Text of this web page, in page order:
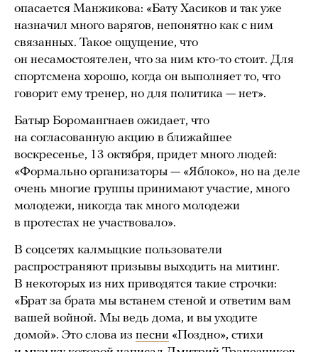
опасается Манжикова: «Бату Хасиков и так уже
назначил много варягов, непонятно как с ним
связанных. Такое ощущение, что
он несамостоятелен, что за ним кто-то стоит. Для
спортсмена хорошо, когда он выполняет то, что
говорит ему тренер, но для политика — нет».
Батыр Боромангнаев ожидает, что
на согласованную акцию в ближайшее
воскресенье, 13 октября, придет много людей:
«Формально организаторы — «Яблоко», но на деле
очень многие группы принимают участие, много
молодежи, никогда так много молодежи
в протестах не участвовало».
В соцсетях калмыцкие пользователи
распространяют призывы выходить на митинг.
В некоторых из них приводятся такие строчки:
«Брат за брата мы встанем стеной и ответим вам
вашей войной. Мы ведь дома, и вы уходите
домой». Это слова из песни «Поздно», стихи